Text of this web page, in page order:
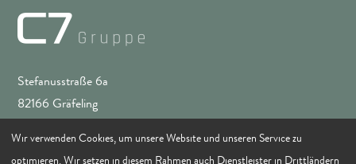
Stefanusstraße 6a
82166 Gräfeling
Fax: +49 (0) 89 . 89 89 969 – 28
Wir verwenden Cookies, um unsere Website und unseren Service zu
optimieren. Wir setzen in diesem Rahmen auch Dienstleister in Drittländern